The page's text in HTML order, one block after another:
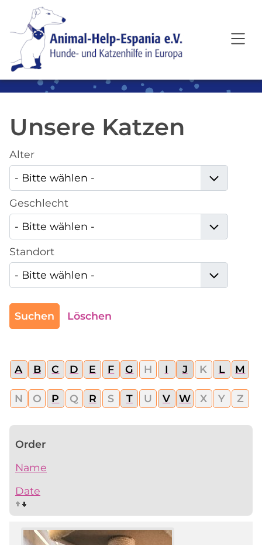
SKIP TO MAIN CONTENT
Unsere Katzen
Alter
Geschlecht
Standort
Suchen Löschen
A B C D E F G H I J K L M
N O P Q R S T U V W X Y Z
Order
Name
Date